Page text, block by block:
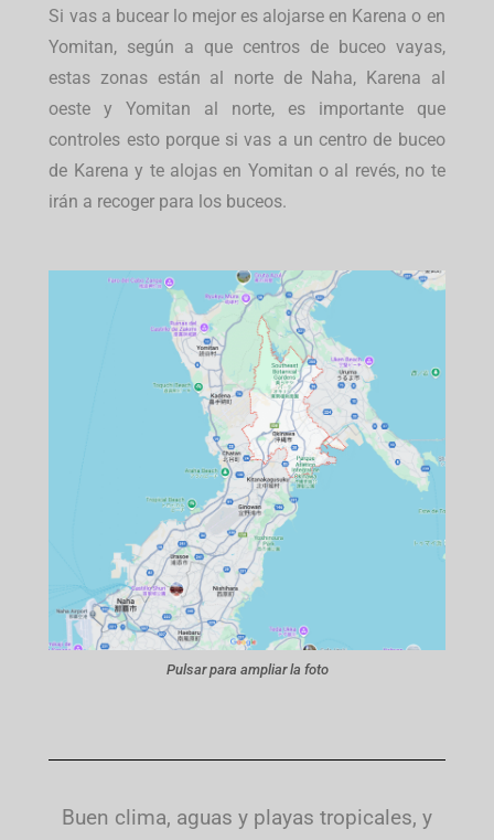
Si vas a bucear lo mejor es alojarse en Karena o en
Yomitan, según a que centros de buceo vayas,
estas zonas están al norte de Naha, Karena al
oeste y Yomitan al norte, es importante que
controles esto porque si vas a un centro de buceo
de Karena y te alojas en Yomitan o al revés, no te
irán a recoger para los buceos.
Pulsar para ampliar la foto
Buen clima, aguas y playas tropicales, y